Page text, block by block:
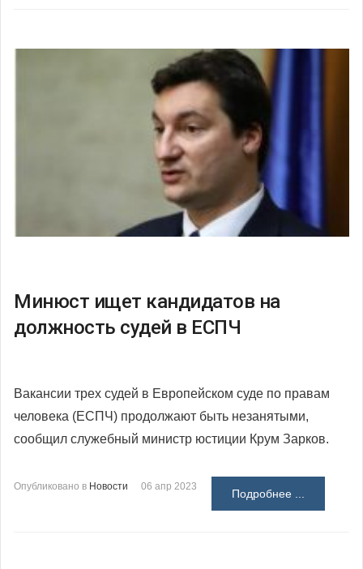
Минюст ищет кандидатов на
должность судей в ЕСПЧ
Вакансии трех судей в Европейском суде по правам
человека (ЕСПЧ) продолжают быть незанятыми,
сообщил служебный министр юстиции Крум Зарков.
Опубликовано в Новости 06 апр 2023
Подробнее ...